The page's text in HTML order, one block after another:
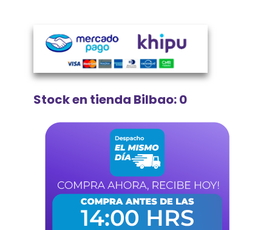
Stock en tienda Bilbao: 0